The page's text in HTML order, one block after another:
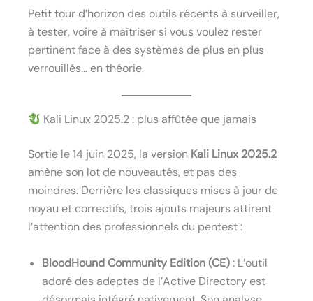
Petit tour d’horizon des outils récents à surveiller,
à tester, voire à maîtriser si vous voulez rester
pertinent face à des systèmes de plus en plus
verrouillés… en théorie.
Kali Linux 2025.2 : plus affûtée que jamais
Sortie le 14 juin 2025, la version Kali Linux 2025.2
amène son lot de nouveautés, et pas des
moindres. Derrière les classiques mises à jour de
noyau et correctifs, trois ajouts majeurs attirent
l’attention des professionnels du pentest :
BloodHound Community Edition (CE): L’outil
adoré des adeptes de l’Active Directory est